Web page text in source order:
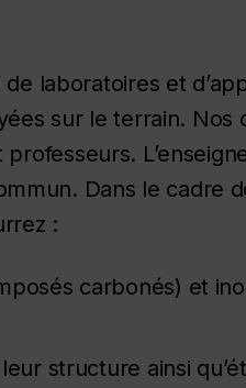
laboratoires et
sur le terrain. Nos
Dans le cadre
:
carbonés) et
structure ainsi